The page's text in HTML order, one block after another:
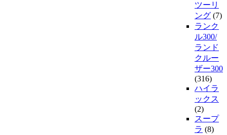
ツーリ
ング (7)
ランク
ル300/
ランド
クルー
ザー300
(316)
ハイラ
ックス
(2)
スープ
ラ (8)